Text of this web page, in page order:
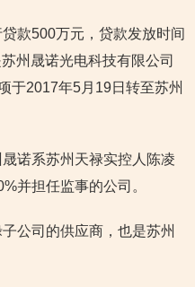
款500万元，贷款发放时间
州晟诺光电科技有限公司
于2017年5月19日转至苏州
诺系苏州天禄实控人陈凌
并担任监事的公司。
公司的供应商，也是苏州